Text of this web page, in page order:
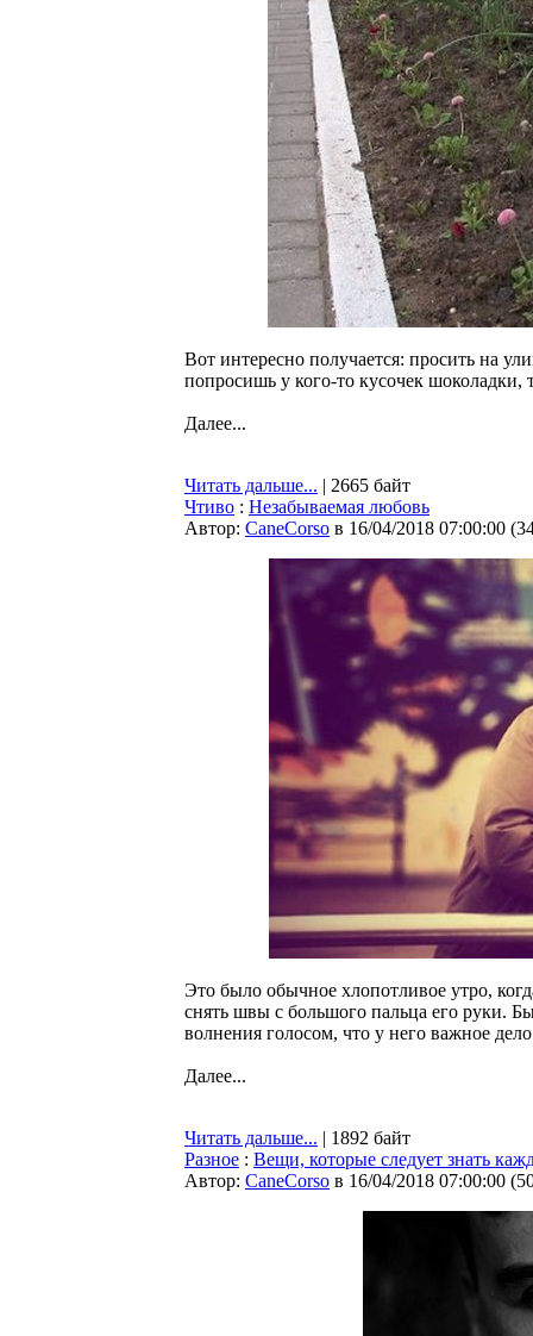
Вот интересно получается: просить на
попросишь у кого-то кусочек шоколадки,
Далее...
Читать дальше... | 2665 байт
Чтиво : Незабываемая любовь
Автор: CaneCorso в 16/04/2018 07:00:00 (
Это было обычное хлопотливое утро,
снять швы с большого пальца его руки.
волнения голосом, что у него важное
Далее...
Читать дальше... | 1892 байт
Разное : Вещи, которые следует знать
Автор: CaneCorso в 16/04/2018 07:00:00 (